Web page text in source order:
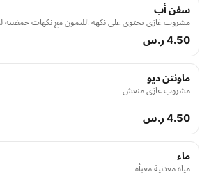
سفن أب
مشروب غازي يحتوي على نكهة الليمون مع نكهات حمضية
4.50 ر.س
ماونتن ديو
مشروب غازي منعش
4.50 ر.س
ماء
مياة معدنية معبأة